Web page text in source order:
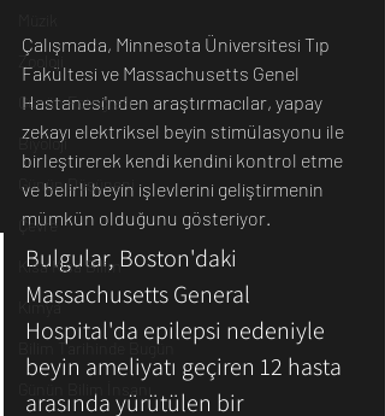
Zooloji
Günün Fotoğrafı
Biyoloji
Günün Düşüneni
Çevre
Kısa Kısa Bilim
Kimya
Bilim Tarihinde Bugün
Günün Bilim İnsanı
Çalışmada, Minnesota Üniversitesi Tıp
Fakültesi ve Massachusetts Genel
Hastanesi'nden araştırmacılar, yapay
zekayı elektriksel beyin stimülasyonu ile
birleştirerek kendi kendini kontrol etme
ve belirli beyin işlevlerini geliştirmenin
mümkün olduğunu gösteriyor.
Bulgular, Boston'daki
Massachusetts General
Hospital'da epilepsi nedeniyle
beyin ameliyatı geçiren 12 hasta
arasında yürütülen bir